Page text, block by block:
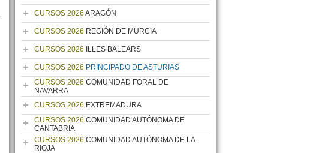
CURSOS 2026 ARAGÓN
CURSOS 2026 REGIÓN DE MURCIA
CURSOS 2026 ILLES BALEARS
CURSOS 2026 PRINCIPADO DE ASTURIAS
CURSOS 2026 COMUNIDAD FORAL DE
NAVARRA
CURSOS 2026 EXTREMADURA
CURSOS 2026 COMUNIDAD AUTÓNOMA DE
CANTABRIA
CURSOS 2026 COMUNIDAD AUTÓNOMA DE LA
RIOJA